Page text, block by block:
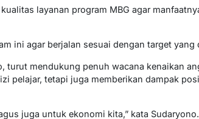
layanan program MBG agar
ini agar berjalan sesuai dengan target yang
turut mendukung penuh wacana kenaikan
pelajar, tetapi juga memberikan dampak
juga untuk ekonomi kita,” kata Sudaryono.